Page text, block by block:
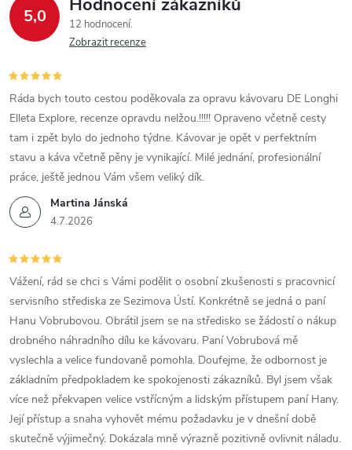
5,0 Hodnocení zákazníků
12 hodnocení
Zobrazit recenze
Martina Jánská
4.7.2026
Ráda bych touto cestou poděkovala za opravu kávovaru DE Longhi
Elleta Explore, recenze opravdu nelžou.!!!!! Opraveno včetně cesty
tam i zpět bylo do jednoho týdne. Kávovar je opět v perfektním
stavu a káva včetně pěny je vynikající. Milé jednání, profesionální
práce, ještě jednou Vám všem veliký dík.
Vážení, rád se chci s Vámi podělit o osobní zkušenosti s pracovnicí
servisního střediska ze Sezimova Ústí. Konkrétně se jedná o paní
Hanu Vobrubovou. Obrátil jsem se na středisko se žádostí o nákup
drobného náhradního dílu ke kávovaru. Paní Vobrubová mě
vyslechla a velice fundovaně pomohla. Doufejme, že odbornost je
základním předpokladem ke spokojenosti zákazníků. Byl jsem však
více než překvapen velice vstřícným a lidským přístupem paní Hany.
Její přístup a snaha vyhovět mému požadavku je v dnešní době
skutečně výjimečný. Dokázala mně výrazně pozitivně ovlivnit náladu.